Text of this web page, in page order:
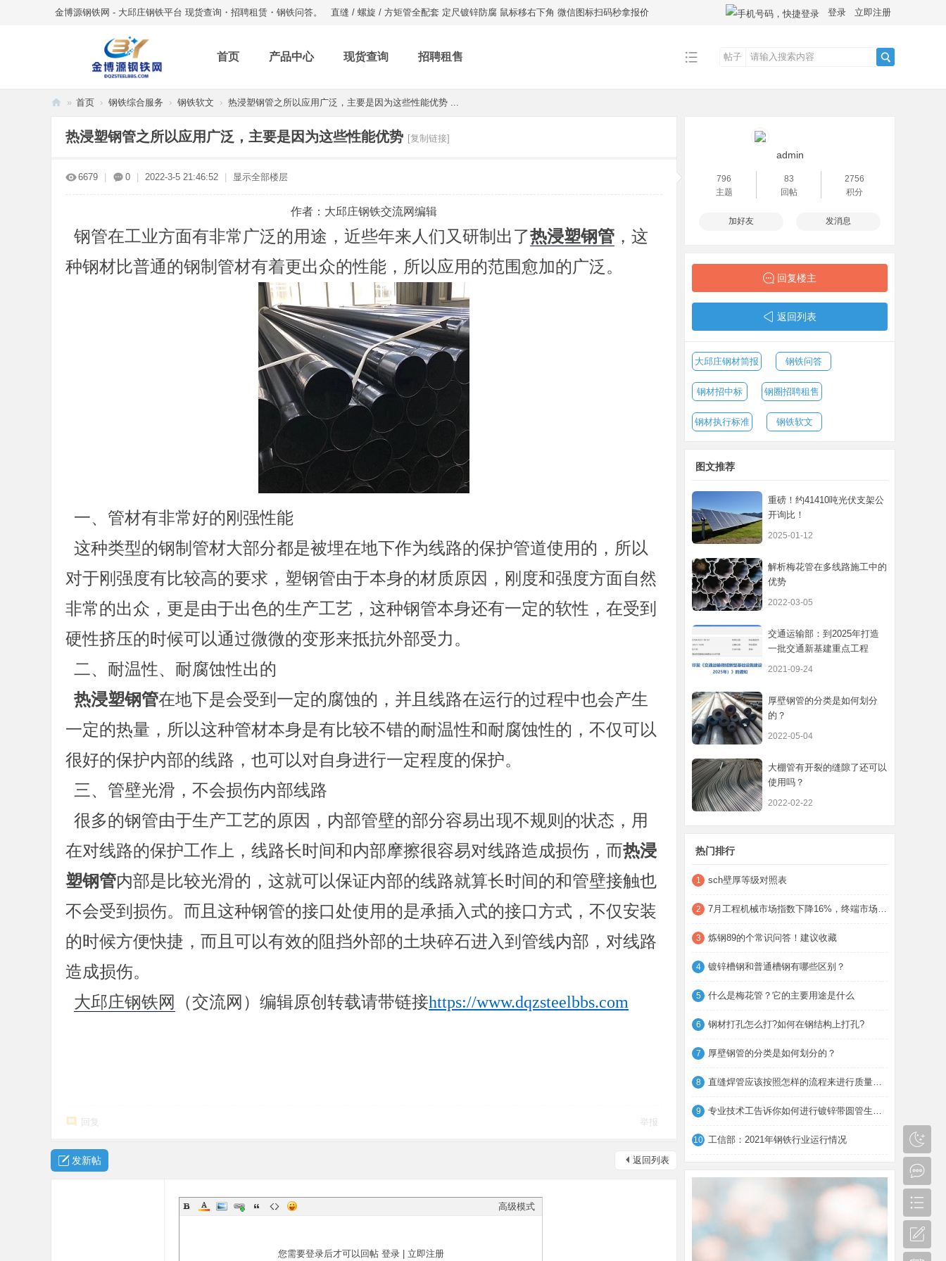
金博源钢铁网 - 大邱庄钢铁平台 现货查询・招聘租赁・钢铁问答。 直缝 / 螺旋 / 方矩管全配套 定尺镀锌防腐 鼠标移右下角 微信图标扫码秒拿报价 登录 立即注册
首页 产品中心 现货查询 招聘租售 帖子
» 首页 › 钢铁综合服务 › 钢铁软文 › 热浸塑钢管之所以应用广泛，主要是因为这些性能优势 ...
热浸塑钢管之所以应用广泛，主要是因为这些性能优势 [复制链接]
6679 0 2022-3-5 21:46:52 显示全部楼层
作者：大邱庄钢铁交流网编辑
钢管在工业方面有非常广泛的用途，近些年来人们又研制出了热浸塑钢管 ，这
种钢材比普通的钢制管材有着更出众的性能，所以应用的范围愈加的广泛。
一、管材有非常好的刚强性能
这种类型的钢制管材大部分都是被埋在地下作为线路的保护管道使用的，所以
对于刚强度有比较高的要求，塑钢管由于本身的材质原因，刚度和强度方面自然
非常的出众，更是由于出色的生产工艺，这种钢管本身还有一定的软性，在受到
硬性挤压的时候可以通过微微的变形来抵抗外部受力。
二、耐温性、耐腐蚀性出的
热浸塑钢管在地下是会受到一定的腐蚀的，并且线路在运行的过程中也会产生
一定的热量，所以这种管材本身是有比较不错的耐温性和耐腐蚀性的，不仅可以
很好的保护内部的线路，也可以对自身进行一定程度的保护。
三、管壁光滑，不会损伤内部线路
很多的钢管由于生产工艺的原因，内部管壁的部分容易出现不规则的状态，用
在对线路的保护工作上，线路长时间和内部摩擦很容易对线路造成损伤，而热浸
塑钢管内部是比较光滑的，这就可以保证内部的线路就算长时间的和管壁接触也
不会受到损伤。而且这种钢管的接口处使用的是承插入式的接口方式，不仅安装
的时候方便快捷，而且可以有效的阻挡外部的土块碎石进入到管线内部，对线路
造成损伤。
大邱庄钢铁网
（交流网）编辑原创转载请带链接https://www.dqzsteelbbs.com
回复 举报
返回列表
发新帖
高级模式
您需要登录后才可以回帖 登录| 立即注册
admin
796
主题
83
回帖
2756
积分
加好友 发消息
回复楼主
返回列表
大邱庄钢材简报 钢铁问答
钢材招中标 钢圈招聘租售
钢材执行标准 钢铁软文
图文推荐
重磅！约41410吨光伏支架公
开询比！
2025-01-12
解析梅花管在多线路施工中的
优势
2022-03-05
交通运输部：到2025年打造
一批交通新基建重点工程
2021-09-24
厚壁钢管的分类是如何划分
的？
2022-05-04
大棚管有开裂的缝隙了还可以
使用吗？
2022-02-22
热门排行
1 sch壁厚等级对照表
2 7月工程机械市场指数下降16%，终端市场开工
3 炼钢89的个常识问答！建议收藏
4 镀锌槽钢和普通槽钢有哪些区别？
5 什么是梅花管？它的主要用途是什么
6 钢材打孔怎么打?如何在钢结构上打孔?
7 厚壁钢管的分类是如何划分的？
8 直缝焊管应该按照怎样的流程来进行质量检测
9 专业技术工告诉你如何进行镀锌带圆管生产厂
10 工信部：2021年钢铁行业运行情况